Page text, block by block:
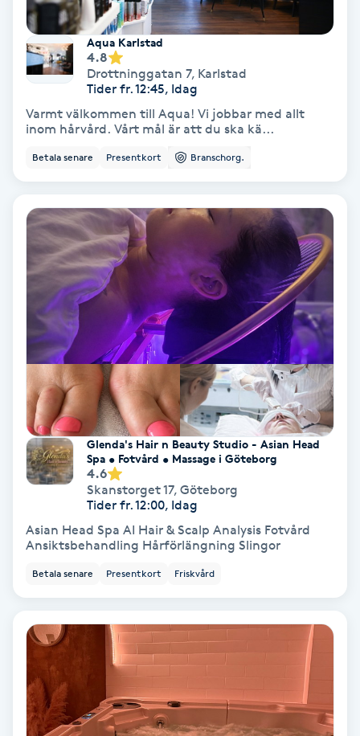
Huduppstramning
Hudvård
Hårborttagning
Hårbottenbehandling
Hårförlängning
Hårvård
Hälsa
Hälsprickor
Idrottsmassage
Japansk massage
Aqua Karlstad
4.8
Drottninggatan 7, Karlstad
Tider fr. 12:45, Idag
Varmt välkommen till Aqua! Vi jobbar med allt
inom hårvård. Vårt mål är att du ska kä...
Betala senare Presentkort Branschorg.
Glenda's Hair n Beauty Studio - Asian Head
Spa • Fotvård • Massage i Göteborg
4.6
Skanstorget 17, Göteborg
Tider fr. 12:00, Idag
Asian Head Spa AI Hair & Scalp Analysis Fotvård
Ansiktsbehandling Hårförlängning Slingor
Betala senare Presentkort Friskvård